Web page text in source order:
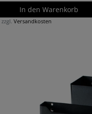
In den Warenkorb
zzgl.Versandkosten